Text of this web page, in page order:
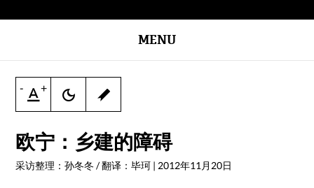
MENU
- +
欧宁：乡建的障碍
采访整理：孙冬冬 / 翻译：毕珂 | 2012年11月20日